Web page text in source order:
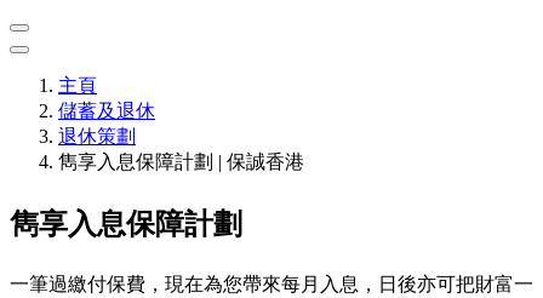
主頁
儲蓄及退休
退休策劃
雋享入息保障計劃 | 保誠香港
雋享入息保障計劃
一筆過繳付保費，現在為您帶來每月入息，日後亦可把財富一